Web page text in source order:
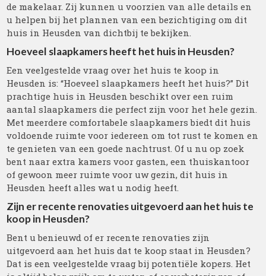
de makelaar. Zij kunnen u voorzien van alle details en
u helpen bij het plannen van een bezichtiging om dit
huis in Heusden van dichtbij te bekijken.
Hoeveel slaapkamers heeft het huis in Heusden?
Een veelgestelde vraag over het huis te koop in
Heusden is: “Hoeveel slaapkamers heeft het huis?” Dit
prachtige huis in Heusden beschikt over een ruim
aantal slaapkamers die perfect zijn voor het hele gezin.
Met meerdere comfortabele slaapkamers biedt dit huis
voldoende ruimte voor iedereen om tot rust te komen en
te genieten van een goede nachtrust. Of u nu op zoek
bent naar extra kamers voor gasten, een thuiskantoor
of gewoon meer ruimte voor uw gezin, dit huis in
Heusden heeft alles wat u nodig heeft.
Zijn er recente renovaties uitgevoerd aan het huis te
koop in Heusden?
Bent u benieuwd of er recente renovaties zijn
uitgevoerd aan het huis dat te koop staat in Heusden?
Dat is een veelgestelde vraag bij potentiële kopers. Het